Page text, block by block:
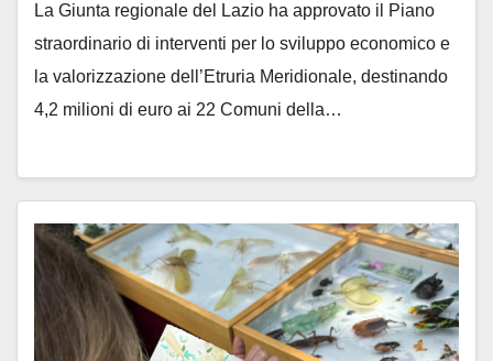
La Giunta regionale del Lazio ha approvato il Piano
straordinario di interventi per lo sviluppo economico e
la valorizzazione dell’Etruria Meridionale, destinando
4,2 milioni di euro ai 22 Comuni della…